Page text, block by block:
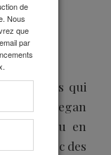
marques qui
cuir vegan
voulu en
avec des
de
Nous
que
par